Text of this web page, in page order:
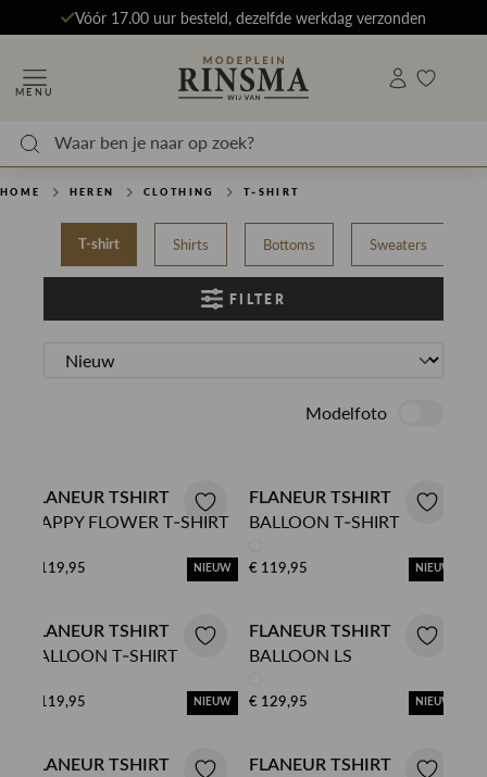
Vóór 17.00 uur besteld, dezelfde werkdag verzonden
MENU
HOME HEREN CLOTHING T-SHIRT
T-shirt Shirts Bottoms Sweaters
FILTER
Modelfoto
FLANEUR TSHIRT
HAPPY FLOWER T-SHIRT
€ 119,95 NIEUW
FLANEUR TSHIRT
BALLOON T-SHIRT
€ 119,95 NIEUW
FLANEUR TSHIRT
BALLOON T-SHIRT
€ 119,95 NIEUW
FLANEUR TSHIRT
BALLOON LS
€ 129,95 NIEUW
FLANEUR TSHIRT FLANEUR TSHIRT